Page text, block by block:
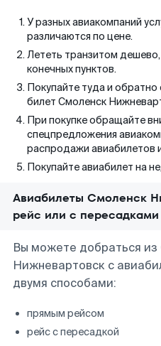
У разных авиакомпаний
различаются по цене.
Лететь транзитом
конечных пунктов.
Покупайте туда и
билет Смоленск
При покупке обращайте
спецпредложения
распродажи авиабилетов
Покупайте авиабилет на
Авиабилеты Смоленск
рейс или с пересадками
Вы можете добраться из
Нижневартовск с
двумя способами:
прямым рейсом
рейс с пересадкой